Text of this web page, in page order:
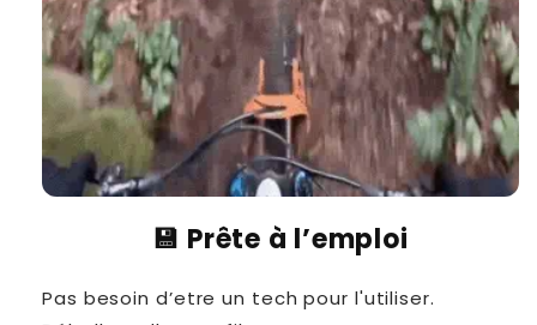
💾 Prête à l’emploi
Pas besoin d’etre un tech pour l'utiliser.